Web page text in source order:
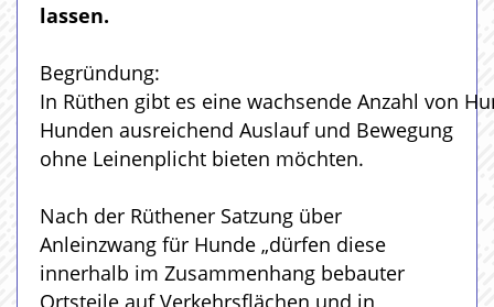
lassen.
Begründung:
In Rüthen gibt es eine wachsende Anzahl von
Hunden ausreichend Auslauf und Bewegung
ohne Leinenplicht bieten möchten.
Nach der Rüthener Satzung über
Anleinzwang für Hunde „dürfen diese
innerhalb im Zusammenhang bebauter
Ortsteile auf Verkehrsflächen und in